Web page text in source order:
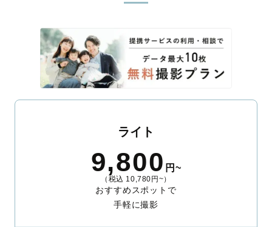
ます。創業10年のノウハウを活かし、思い出に残る素敵な撮影体
丁寧なレタッチで思い出を美しく仕上げます
撮影後は、独自の編集技術で写真の明るさや色合いを丁寧に調
整。自然な雰囲気を残しつつも、おしゃれで洗練された仕上がり
に。きっと「こんな写真を撮ってほしかった！」と思える一枚に
出会えます。まずは、ラブグラフの
ライト
9,800 円~
（税込 10,780円~）
おすすめスポットで
手軽に撮影